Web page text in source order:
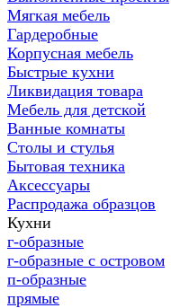
Мягкая мебель
Гардеробные
Корпусная мебель
Быстрые кухни
Ликвидация товара
Мебель для детской
Ванные комнаты
Столы и стулья
Бытовая техника
Аксессуары
Распродажа образцов
Кухни
г-образные
г-образные с островом
п-образные
прямые